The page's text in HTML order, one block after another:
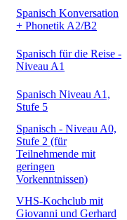
Spanisch Konversation
+ Phonetik A2/B2
Spanisch für die Reise -
Niveau A1
Spanisch Niveau A1,
Stufe 5
Spanisch - Niveau A0,
Stufe 2 (für
Teilnehmende mit
geringen
Vorkenntnissen)
VHS-Kochclub mit
Giovanni und Gerhard